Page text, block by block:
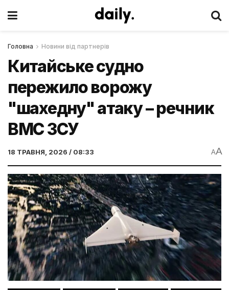
Головна Новини від партнерів
Китайське судно
пережило ворожу
"шахедну" атаку – речник
ВМС ЗСУ
18 ТРАВНЯ, 2026 / 08:33 AA